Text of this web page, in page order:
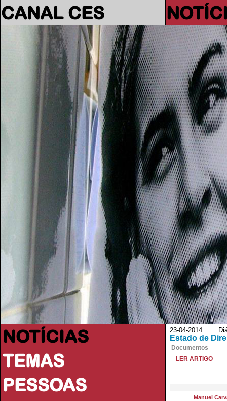
CANAL CES
NOTÍCIAS
TEMAS
PESSOAS
23-04-2014
Estado de
Documentos
LER ARTIGO
Manuel